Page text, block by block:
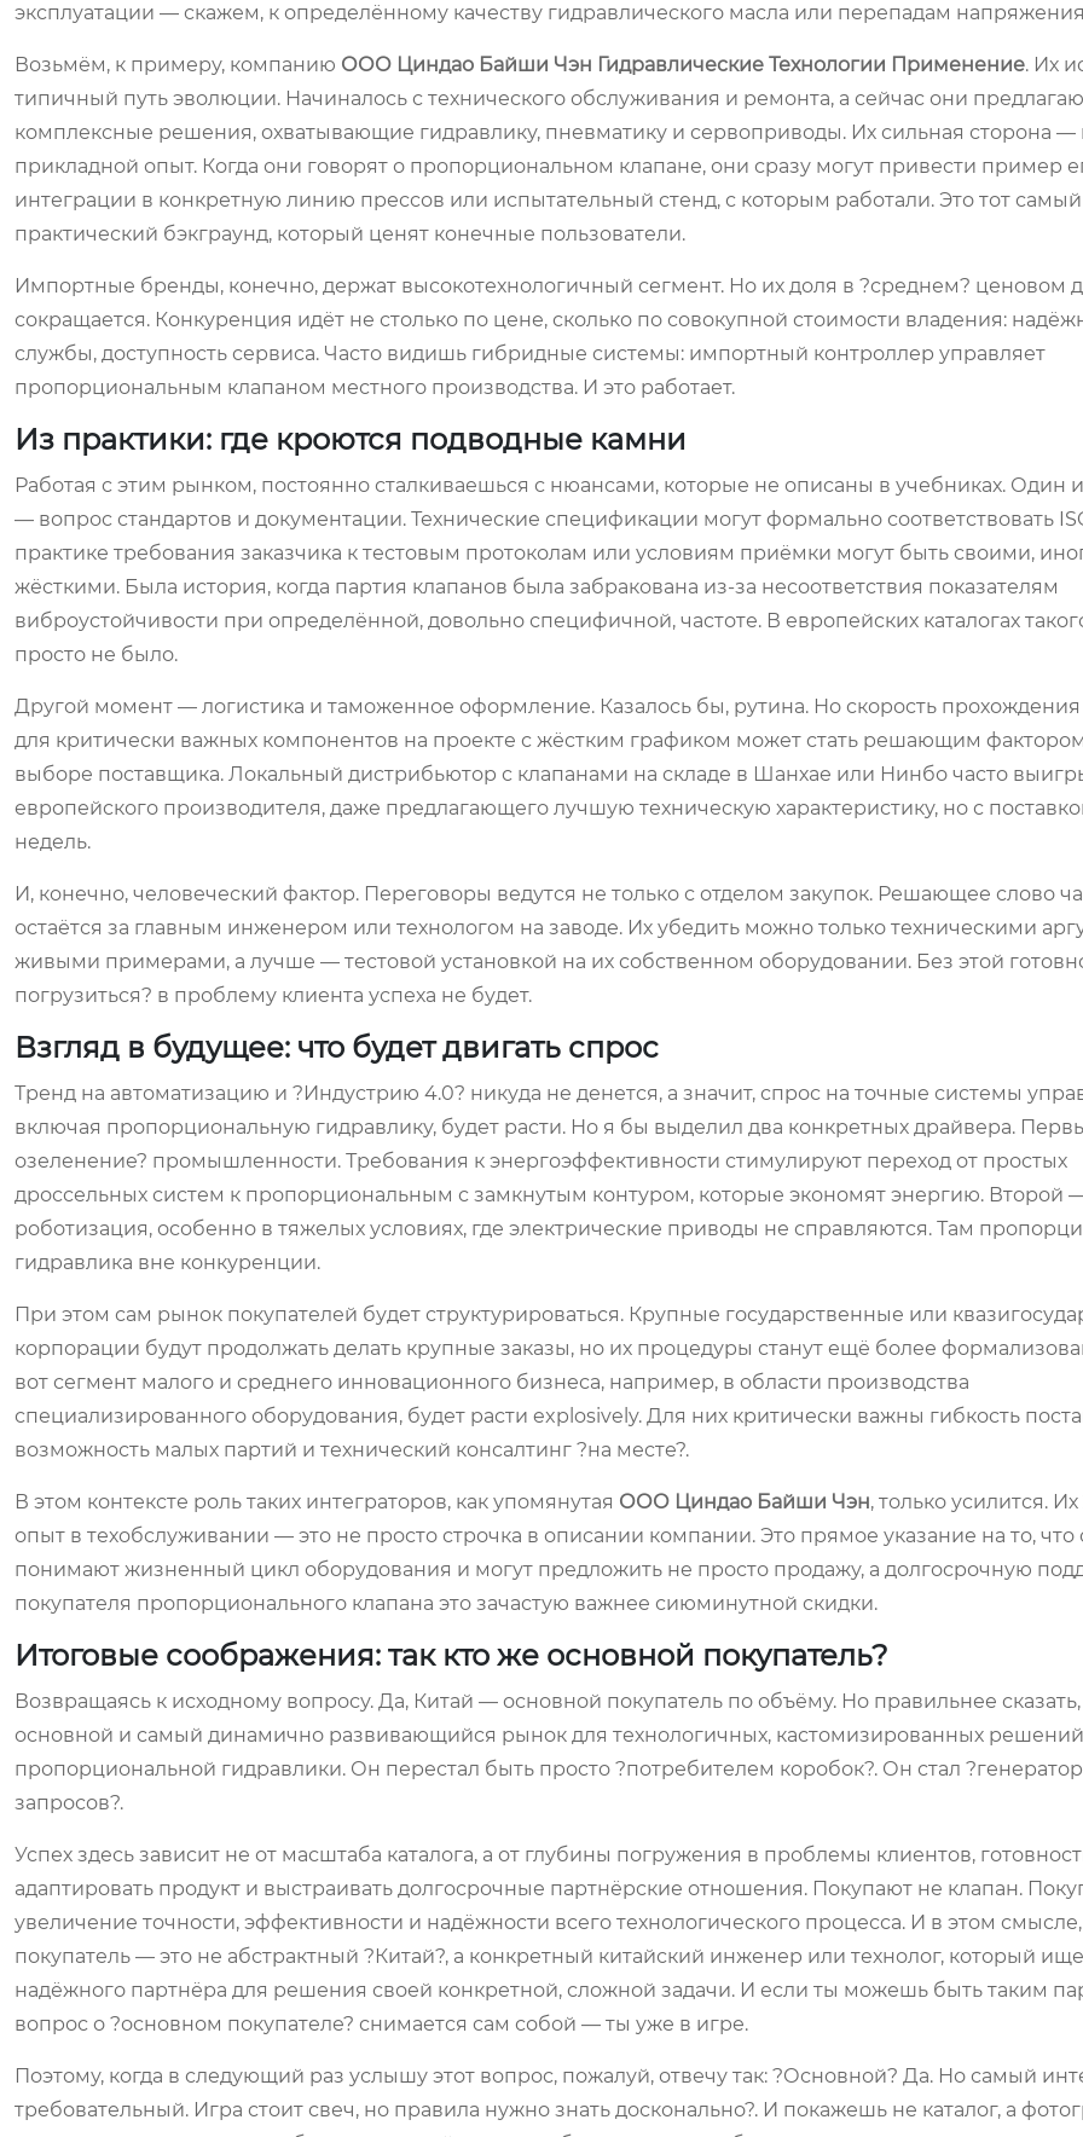
эксплуатации — скажем, к определённому качеству гидравлического масла или перепадам
Возьмём, к примеру, компанию ООО Циндао Байши Чэн Гидравлические Технологии Применение. Их
типичный путь эволюции. Начиналось с технического обслуживания и ремонта, а сейчас они
комплексные решения, охватывающие гидравлику, пневматику и сервоприводы. Их сильная сторона
прикладной опыт. Когда они говорят о пропорциональном клапане, они сразу могут привести пример
интеграции в конкретную линию прессов или испытательный стенд, с которым работали. Это тот самый
практический бэкграунд, который ценят конечные пользователи.
Импортные бренды, конечно, держат высокотехнологичный сегмент. Но их доля в ?среднем? ценовом
сокращается. Конкуренция идёт не столько по цене, сколько по совокупной стоимости владения:
службы, доступность сервиса. Часто видишь гибридные системы: импортный контроллер управляет
пропорциональным клапаном местного производства. И это работает.
Из практики: где кроются подводные камни
Работая с этим рынком, постоянно сталкиваешься с нюансами, которые не описаны в учебниках. Один
— вопрос стандартов и документации. Технические спецификации могут формально соответствовать
практике требования заказчика к тестовым протоколам или условиям приёмки могут быть своими,
жёсткими. Была история, когда партия клапанов была забракована из-за несоответствия показателям
виброустойчивости при определённой, довольно специфичной, частоте. В европейских каталогах
просто не было.
Другой момент — логистика и таможенное оформление. Казалось бы, рутина. Но скорость
для критически важных компонентов на проекте с жёстким графиком может стать решающим
выборе поставщика. Локальный дистрибьютор с клапанами на складе в Шанхае или Нинбо часто
европейского производителя, даже предлагающего лучшую техническую характеристику, но с
недель.
И, конечно, человеческий фактор. Переговоры ведутся не только с отделом закупок. Решающее слово
остаётся за главным инженером или технологом на заводе. Их убедить можно только техническими
живыми примерами, а лучше — тестовой установкой на их собственном оборудовании. Без этой
погрузиться? в проблему клиента успеха не будет.
Взгляд в будущее: что будет двигать спрос
Тренд на автоматизацию и ?Индустрию 4.0? никуда не денется, а значит, спрос на точные системы
включая пропорциональную гидравлику, будет расти. Но я бы выделил два конкретных драйвера.
озеленение? промышленности. Требования к энергоэффективности стимулируют переход от простых
дроссельных систем к пропорциональным с замкнутым контуром, которые экономят энергию. Второй
роботизация, особенно в тяжелых условиях, где электрические приводы не справляются. Там
гидравлика вне конкуренции.
При этом сам рынок покупателей будет структурироваться. Крупные государственные или
корпорации будут продолжать делать крупные заказы, но их процедуры станут ещё более
вот сегмент малого и среднего инновационного бизнеса, например, в области производства
специализированного оборудования, будет расти explosively. Для них критически важны гибкость
возможность малых партий и технический консалтинг ?на месте?.
В этом контексте роль таких интеграторов, как упомянутая ООО Циндао Байши Чэн, только усилится.
опыт в техобслуживании — это не просто строчка в описании компании. Это прямое указание на то, что
понимают жизненный цикл оборудования и могут предложить не просто продажу, а долгосрочную
покупателя пропорционального клапана это зачастую важнее сиюминутной скидки.
Итоговые соображения: так кто же основной покупатель?
Возвращаясь к исходному вопросу. Да, Китай — основной покупатель по объёму. Но правильнее сказать,
основной и самый динамично развивающийся рынок для технологичных, кастомизированных решений
пропорциональной гидравлики. Он перестал быть просто ?потребителем коробок?. Он стал
запросов?.
Успех здесь зависит не от масштаба каталога, а от глубины погружения в проблемы клиентов,
адаптировать продукт и выстраивать долгосрочные партнёрские отношения. Покупают не клапан.
увеличение точности, эффективности и надёжности всего технологического процесса. И в этом
покупатель — это не абстрактный ?Китай?, а конкретный китайский инженер или технолог, который
надёжного партнёра для решения своей конкретной, сложной задачи. И если ты можешь быть таким
вопрос о ?основном покупателе? снимается сам собой — ты уже в игре.
Поэтому, когда в следующий раз услышу этот вопрос, пожалуй, отвечу так: ?Основной? Да. Но самый
требовательный. Игра стоит свеч, но правила нужно знать досконально?. И покажешь не каталог, а